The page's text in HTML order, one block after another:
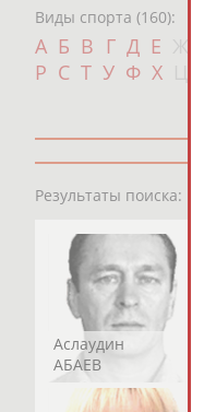
Виды спорта (160):
А Б В Г Д Е
Р С Т У Ф Х
Результаты поиска:
Аслаудин
АБАЕВ